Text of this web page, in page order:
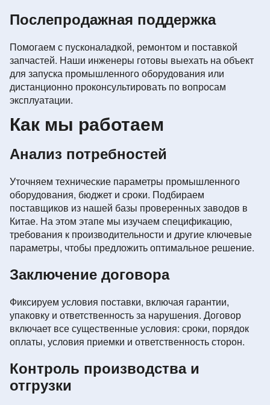
Послепродажная поддержка
Помогаем с пусконаладкой, ремонтом и поставкой
запчастей. Наши инженеры готовы выехать на объект
для запуска промышленного оборудования или
дистанционно проконсультировать по вопросам
эксплуатации.
Как мы работаем
Анализ потребностей
Уточняем технические параметры промышленного
оборудования, бюджет и сроки. Подбираем
поставщиков из нашей базы проверенных заводов в
Китае. На этом этапе мы изучаем спецификацию,
требования к производительности и другие ключевые
параметры, чтобы предложить оптимальное решение.
Заключение договора
Фиксируем условия поставки, включая гарантии,
упаковку и ответственность за нарушения. Договор
включает все существенные условия: сроки, порядок
оплаты, условия приемки и ответственность сторон.
Контроль производства и
отгрузки